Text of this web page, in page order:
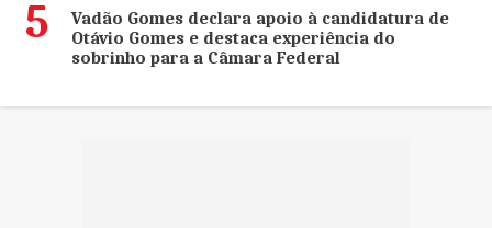
5
Vadão Gomes declara apoio à candidatura de
Otávio Gomes e destaca experiência do
sobrinho para a Câmara Federal